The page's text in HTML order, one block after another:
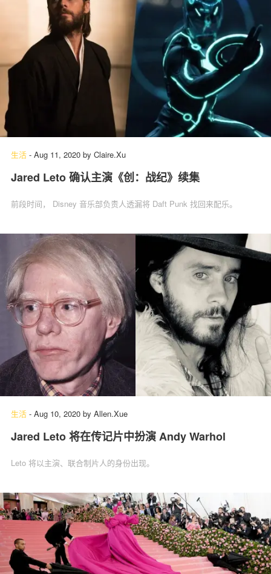
生活 - Aug 11, 2020 by Claire.Xu
Jared Leto 确认主演《创：战纪》续集
前段时间， Disney 音乐部负责人透漏将 Daft Punk 找回来配乐。
生活 - Aug 10, 2020 by Allen.Xue
Jared Leto 将在传记片中扮演 Andy Warhol
Leto 将以主演、联合制片人的身份出现。